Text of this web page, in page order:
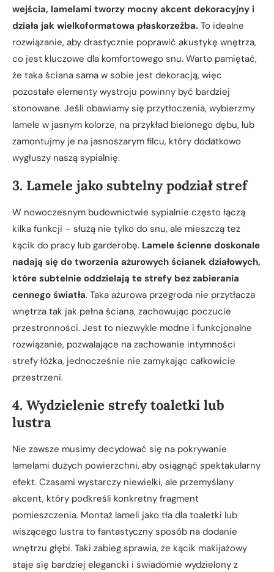
wejścia, lamelami tworzy mocny akcent dekoracyjny i
działa jak wielkoformatowa płaskorzeźba. To idealne
rozwiązanie, aby drastycznie poprawić akustykę wnętrza,
co jest kluczowe dla komfortowego snu. Warto pamiętać,
że taka ściana sama w sobie jest dekoracją, więc
pozostałe elementy wystroju powinny być bardziej
stonowane. Jeśli obawiamy się przytłoczenia, wybierzmy
lamele w jasnym kolorze, na przykład bielonego dębu, lub
zamontujmy je na jasnoszarym filcu, który dodatkowo
wygłuszy naszą sypialnię.
3. Lamele jako subtelny podział stref
W nowoczesnym budownictwie sypialnie często łączą
kilka funkcji – służą nie tylko do snu, ale mieszczą też
kącik do pracy lub garderobę. Lamele ścienne doskonale
nadają się do tworzenia ażurowych ścianek działowych,
które subtelnie oddzielają te strefy bez zabierania
cennego światła. Taka ażurowa przegroda nie przytłacza
wnętrza tak jak pełna ściana, zachowując poczucie
przestronności. Jest to niezwykle modne i funkcjonalne
rozwiązanie, pozwalające na zachowanie intymności
strefy łóżka, jednocześnie nie zamykając całkowicie
przestrzeni.
4. Wydzielenie strefy toaletki lub
lustra
Nie zawsze musimy decydować się na pokrywanie
lamelami dużych powierzchni, aby osiągnąć spektakularny
efekt. Czasami wystarczy niewielki, ale przemyślany
akcent, który podkreśli konkretny fragment
pomieszczenia. Montaż lameli jako tła dla toaletki lub
wiszącego lustra to fantastyczny sposób na dodanie
wnętrzu głębi. Taki zabieg sprawia, że kącik makijażowy
staje się bardziej elegancki i świadomie wydzielony z